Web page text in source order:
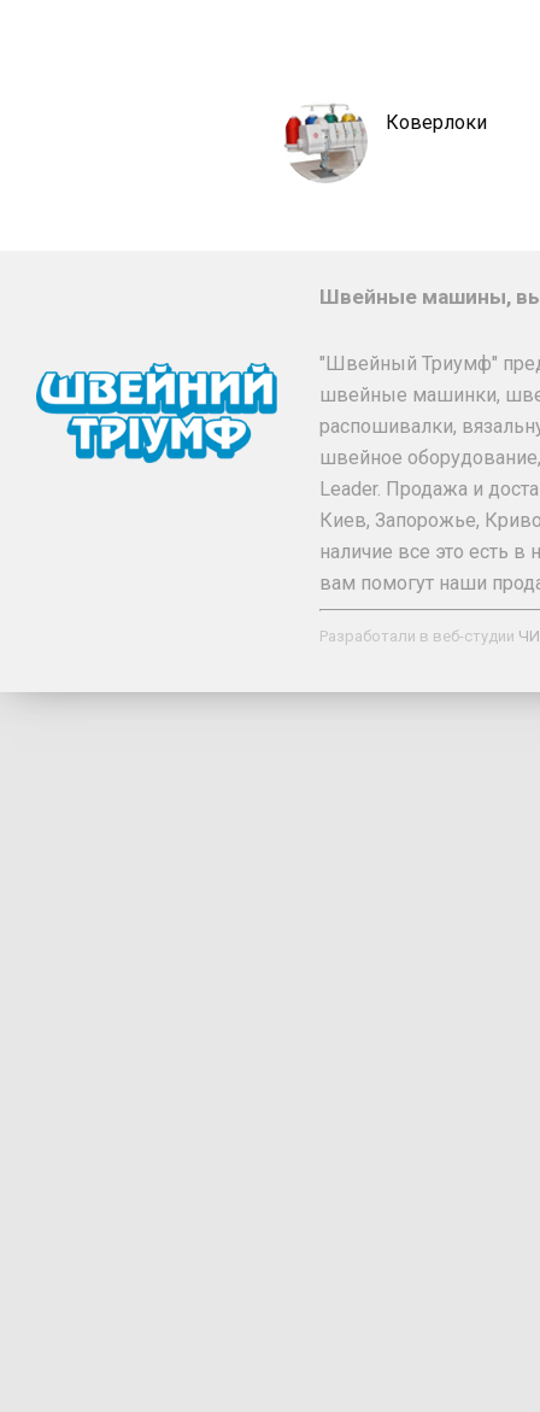
Коверлоки
Швейные машины,
"Швейный Триумф"
швейные машинки,
распошивалки,
швейное
Leader. Продажа и
Киев, Запорожье,
наличие все это есть
вам помогут наши
Разработали в веб-студии